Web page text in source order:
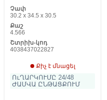
Չափ
30.2 x 34.5 x 30.5
Քաշ
4.566
Շտրիխ-կոդ
4038437022827
Քիչ է մնացել
ՈւՂԱՐԿՈՒՄԸ 24/48
ԺԱՄՎԱ ԸՆԹԱՑՔՈՒՄ